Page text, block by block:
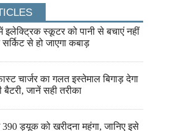
इलेक्ट्रिक स्कूटर को पानी से बचाएं नहीं
सर्किट से हो जाएगा कबाड़
चार्जर का गलत इस्तेमाल बिगाड़ देगा
बैटरी, जानें सही तरीका
ड्यूक को खरीदना महंगा, जानिए इसे